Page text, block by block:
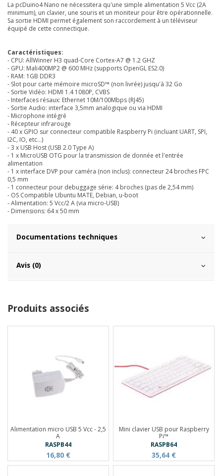
La pcDuino4 Nano ne nécessitera qu'une simple alimentation 5 Vcc (2A
minimum), un clavier, une souris et un moniteur pour être opérationnelle.
Sa sortie HDMI permet également son raccordement à un téléviseur
équipé de cette connectique.
Caractéristiques:
- CPU: AllWinner H3 quad-Core Cortex-A7 @ 1.2 GHZ
- GPU: Mali400MP2 @ 600 MHz (supports OpenGL ES2.0)
- RAM: 1GB DDR3
- Slot pour carte mémoire microSD™ (non livrée) jusqu'à 32 Go
- Sortie Vidéo: HDMI 1.4 1080P, CVBS
- Interfaces résaux: Ethernet 10M/100Mbps (RJ45)
- Sortie Audio: interface 3,5mm analogique ou via HDMI
- Microphone intégré
- Récepteur infrarouge
- 40 x GPIO sur connecteur compatible Raspberry Pi (incluant UART, SPI,
I2C, IO, etc...)
- 3 x USB Host (USB 2.0 Type A)
- 1 x MicroUSB OTG pour la transmission de donnée et l'entrée
alimentation
- 1 x interface DVP pour caméra (non inclus): connecteur 24 broches FPC
0,5 mm
- 1 connecteur pour debuggage série: 4 broches (pas de 2,54 mm)
- OS Compatible Ubuntu MATE, Debian, u-boot
- Alimentation: 5 Vcc/2 A (via micro-USB)
- Dimensions: 64 x 50 mm
Documentations techniques
Avis (0)
Produits associés
Alimentation micro USB 5 Vcc - 2,5
A
RASPB44
16,80 €
Mini clavier USB pour Raspberry
Pi™
RASPB64
35,64 €